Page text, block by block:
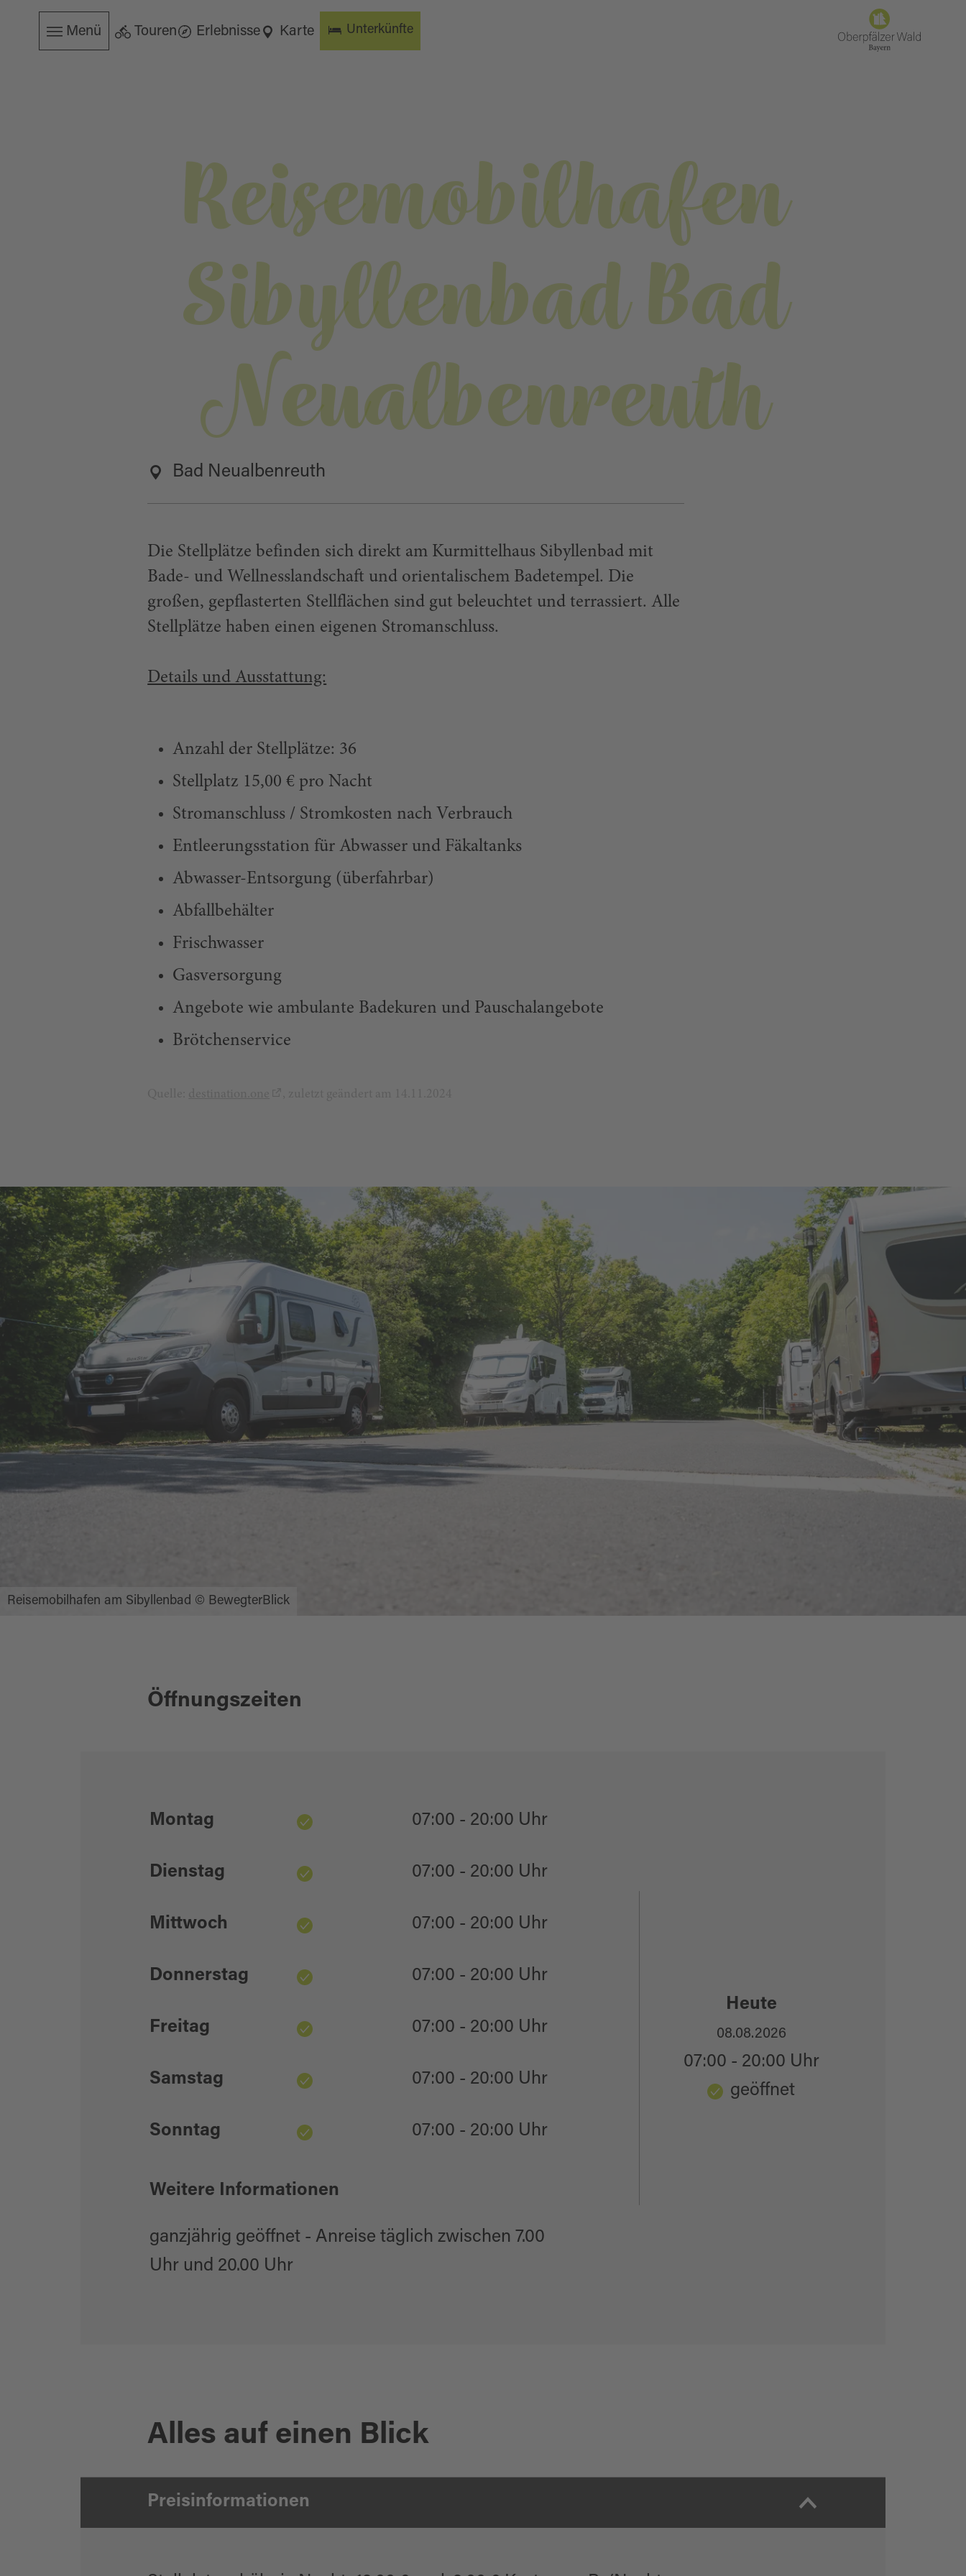
Menü Touren Erlebnisse Karte Unterkünfte
Reisemobilhafen
Sibyllenbad Bad
Neualbenreuth
Bad Neualbenreuth
Die Stellplätze befinden sich direkt am Kurmittelhaus Sibyllenbad mit
Bade- und Wellnesslandschaft und orientalischem Badetempel. Die
großen, gepflasterten Stellflächen sind gut beleuchtet und terrassiert. Alle
Stellplätze haben einen eigenen Stromanschluss.
Details und Ausstattung:
Anzahl der Stellplätze: 36
Stellplatz 15,00 € pro Nacht
Stromanschluss / Stromkosten nach Verbrauch
Entleerungsstation für Abwasser und Fäkaltanks
Abwasser-Entsorgung (überfahrbar)
Abfallbehälter
Frischwasser
Gasversorgung
Angebote wie ambulante Badekuren und Pauschalangebote
Brötchenservice
Reisemobilhafen am Sibyllenbad © BewegterBlick
Öffnungszeiten
Montag 07:00 - 20:00 Uhr
Dienstag 07:00 - 20:00 Uhr
Mittwoch 07:00 - 20:00 Uhr
Donnerstag 07:00 - 20:00 Uhr
Freitag 07:00 - 20:00 Uhr
Samstag 07:00 - 20:00 Uhr
Sonntag 07:00 - 20:00 Uhr
Weitere Informationen
ganzjährig geöffnet - Anreise täglich zwischen 7.00
Uhr und 20.00 Uhr
Heute
08.08.2026
07:00 - 20:00 Uhr
geöffnet
Alles auf einen Blick
Preisinformationen